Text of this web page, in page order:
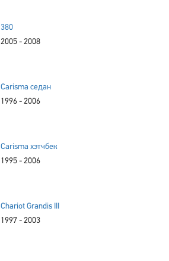
380
2005 - 2008
Carisma седан
1996 - 2006
Carisma хэтчбек
1995 - 2006
Chariot Grandis III
1997 - 2003